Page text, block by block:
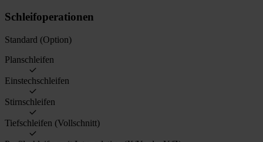
Schleifoperationen
Standard (Option)
Planschleifen
Einstechschleifen
Stirnschleifen
Tiefschleifen (Vollschnitt)